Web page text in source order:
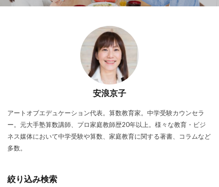
安浪京子
アートオブエデュケーション代表。算数教育家。中学受験カウンセラ
ー。元大手塾算数講師、プロ家庭教師歴20年以上。様々な教育・ビジ
ネス媒体において中学受験や算数、家庭教育に関する著書、コラムなど
多数。
絞り込み検索